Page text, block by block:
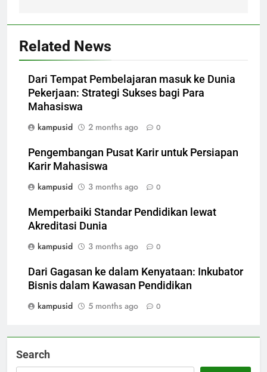
Related News
Dari Tempat Pembelajaran masuk ke Dunia
Pekerjaan: Strategi Sukses bagi Para
Mahasiswa
kampusid
2 months ago 0
Pengembangan Pusat Karir untuk Persiapan
Karir Mahasiswa
kampusid
3 months ago 0
Memperbaiki Standar Pendidikan lewat
Akreditasi Dunia
kampusid
3 months ago 0
Dari Gagasan ke dalam Kenyataan: Inkubator
Bisnis dalam Kawasan Pendidikan
kampusid
5 months ago 0
Search